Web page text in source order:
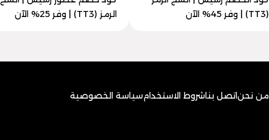
(TT3) | وفر 45% الآن
الرمز (TT3) | وفر 25% الآن
من نحناتصل بناشروط الاستخدامسياسة الخصوصية